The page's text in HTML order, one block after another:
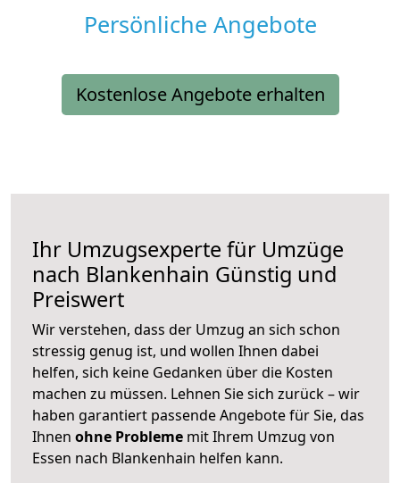
Persönliche Angebote
Kostenlose Angebote erhalten
Ihr Umzugsexperte für Umzüge
nach Blankenhain Günstig und
Preiswert
Wir verstehen, dass der Umzug an sich schon
stressig genug ist, und wollen Ihnen dabei
helfen, sich keine Gedanken über die Kosten
machen zu müssen. Lehnen Sie sich zurück – wir
haben garantiert passende Angebote für Sie, das
Ihnen ohne Probleme mit Ihrem Umzug von
Essen nach Blankenhain helfen kann.